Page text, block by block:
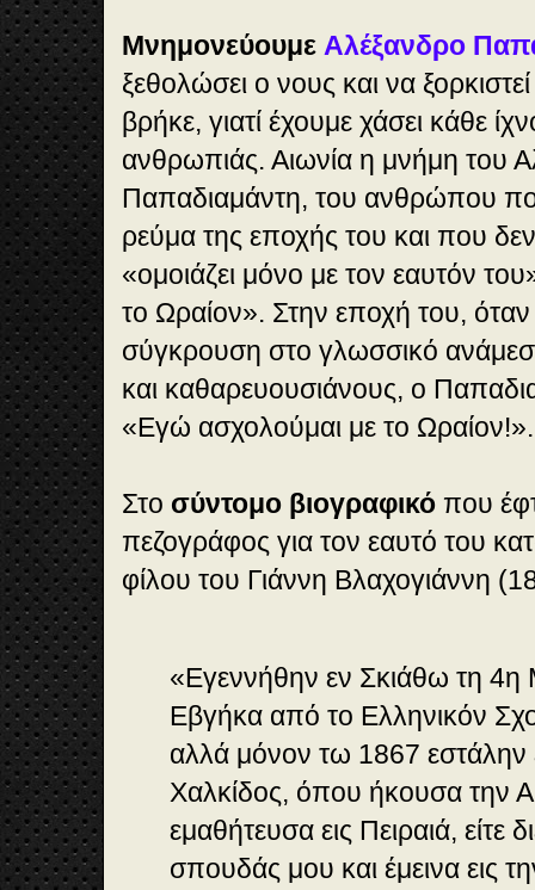
Μνημονεύουμε Αλέξανδρο
ξεθολώσει ο νους και να
βρήκε, γιατί έχουμε χάσει κάθε
ανθρωπιάς. Αιωνία η μνήμη του
Παπαδιαμάντη, του ανθρώπου
ρεύμα της εποχής του και που
«ομοιάζει μόνο με τον εαυτόν
το Ωραίον». Στην εποχή του,
σύγκρουση στο γλωσσικό
και καθαρευουσιάνους, ο
«Εγώ ασχολούμαι με το Ωραίον!».
Στο σύντομο βιογραφικό που
πεζογράφος για τον εαυτό του
φίλου του Γιάννη Βλαχογιάννη
«Εγεννήθην εν Σκιάθω τη 4η
Εβγήκα από το Ελληνικόν
αλλά μόνον τω 1867 εστάλην
Χαλκίδος, όπου ήκουσα την
εμαθήτευσα εις Πειραιά, είτε
σπουδάς μου και έμεινα εις